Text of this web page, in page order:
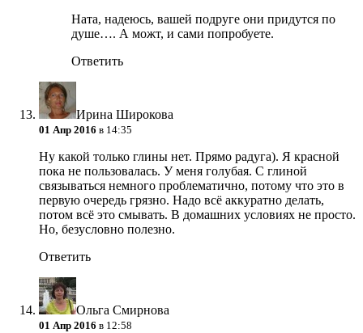
Ната, надеюсь, вашей подруге они придутся по
душе…. А можт, и сами попробуете.
Ответить
Ирина Широкова
01 Апр 2016 в 14:35
Ну какой только глины нет. Прямо радуга). Я красной
пока не пользовалась. У меня голубая. С глиной
связываться немного проблематично, потому что это в
первую очередь грязно. Надо всё аккуратно делать,
потом всё это смывать. В домашних условиях не просто.
Но, безусловно полезно.
Ответить
Ольга Смирнова
01 Апр 2016 в 12:58